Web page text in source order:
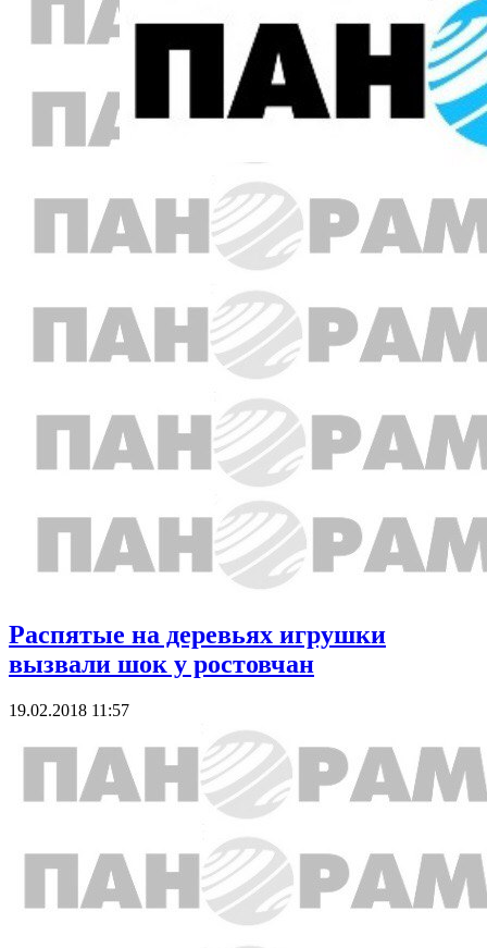
Распятые на деревьях игрушки
вызвали шок у ростовчан
19.02.2018 11:57